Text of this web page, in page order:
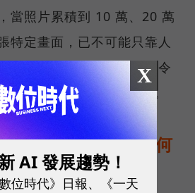
當照片累積到 10 萬、20 萬
特定畫面，已不可能只靠人
解內容、接受自然語言指令
功能逐漸變成必要條件。
端推論：AI NAS 如何
？
X
AI 發展趨勢！
位時代》日報、《一天